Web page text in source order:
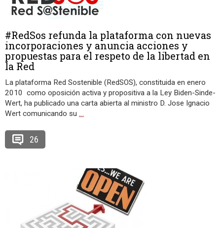
#RedSos refunda la plataforma con nuevas
incorporaciones y anuncia acciones y
propuestas para el respeto de la libertad en
la Red
La plataforma Red Sostenible (RedSOS), constituida en enero
2010 como oposición activa y propositiva a la Ley Biden-Sinde-
Wert, ha publicado una carta abierta al ministro D. Jose Ignacio
Wert comunicando su …
26